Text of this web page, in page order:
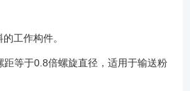
工作构件。
等于0.8倍螺旋直径，适用于输送粉